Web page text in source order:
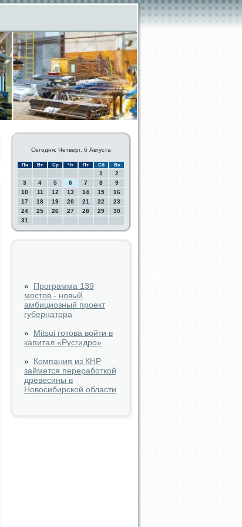
Сегодня: Четверг, 6 Августа
Пн Вт Ср Чт Пт Сб Вс
1
2
3
4 5 6 7 8
9
10
11 12 13 14 15
16
17
18 19 20 21 22
23
24
25 26 27 28 29
30
31
» Программа 139
мостов - новый
амбициозный проект
губернатора
» Mitsui готова войти в
капитал «Русгидро»
» Компания из КНР
займется переработкой
древесины в
Новосибирской области